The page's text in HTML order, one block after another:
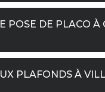
POSE DE PLACO
PLAFONDS À